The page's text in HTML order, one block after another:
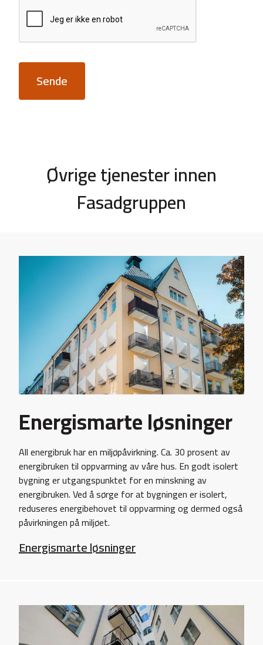
Sende
Øvrige tjenester innen
Fasadgruppen
Energismarte løsninger
All energibruk har en miljøpåvirkning. Ca. 30 prosent av
energibruken til oppvarming av våre hus. En godt isolert
bygning er utgangspunktet for en minskning av
energibruken. Ved å sørge for at bygningen er isolert,
reduseres energibehovet til oppvarming og dermed også
påvirkningen på miljøet.
Energismarte løsninger